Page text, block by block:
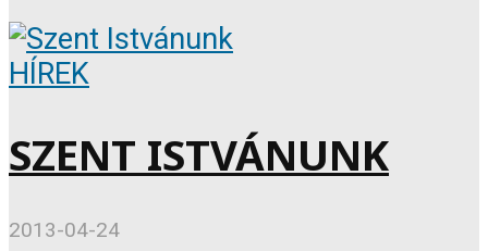
HÍREK
SZENT ISTVÁNUNK
2013-04-24